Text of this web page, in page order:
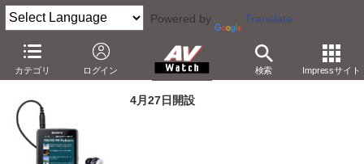
Powered by Translate
カテゴリ ログイン 検索 Impressサイト
TOKYO FM、「ウォークマンX」向けのPodcastサイト開設
－本体のみでアクセス/ダウンロード可能
4月27日開設